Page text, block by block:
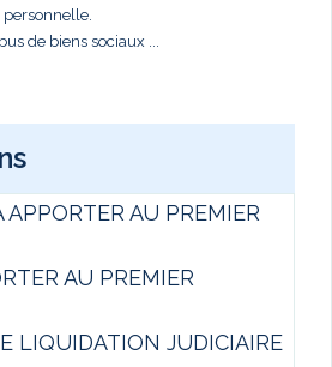
de biens sociaux ...
AU PREMIER
AU PREMIER
LIQUIDATION JUDICIAIRE